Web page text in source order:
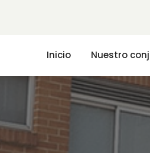
Inicio Nuestro